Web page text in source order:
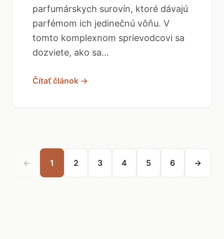
parfumárskych surovín, ktoré dávajú
parfémom ich jedinečnú vôňu. V
tomto komplexnom sprievodcovi sa
dozviete, ako sa...
Čítať článok →
← 1 2 3 4 5 6 →